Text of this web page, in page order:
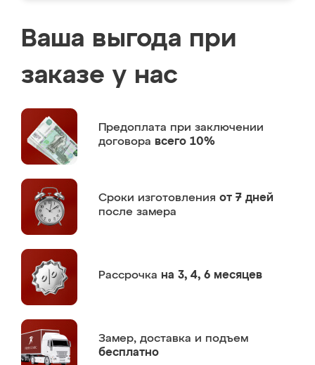
Ваша выгода при
заказе у нас
Предоплата при заключении
договора всего 10%
Сроки изготовления от 7 дней
после замера
Рассрочка на 3, 4, 6 месяцев
Замер, доставка и подъем
бесплатно